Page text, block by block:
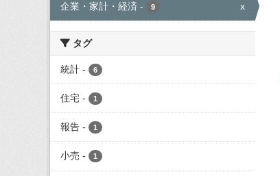
企業・家計・経済 - 9 x
タグ
統計 - 6
住宅 - 1
報告 - 1
小売 - 1